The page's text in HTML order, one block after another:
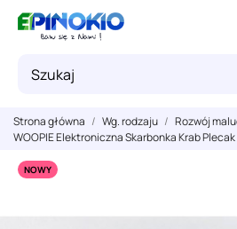
Strona główna Wg. rodzaju Rozwój
WOOPIE Elektroniczna Skarbonka Krab
NOWY